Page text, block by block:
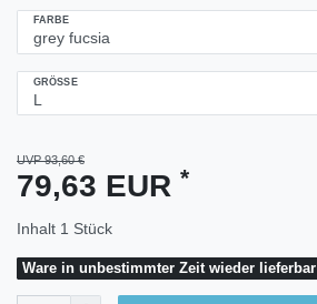
FARBE
GRÖSSE
UVP 93,60 €
79,63 EUR *
Inhalt 1 Stück
Ware in unbestimmter Zeit wieder lieferbar